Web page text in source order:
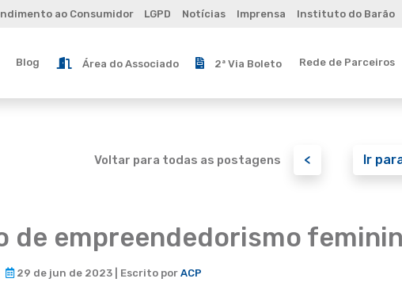
ao Consumidor LGPD Notícias Imprensa Instituto do Barão
Blog Área do Associado 2ª Via Boleto Rede de Parceiros
Voltar para todas as postagens < Ir
de empreendedorismo
29 de jun de 2023 | Escrito por ACP